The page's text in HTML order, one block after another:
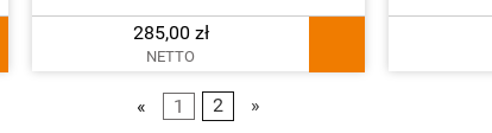
285,00 zł
NETTO
« 1 2 »